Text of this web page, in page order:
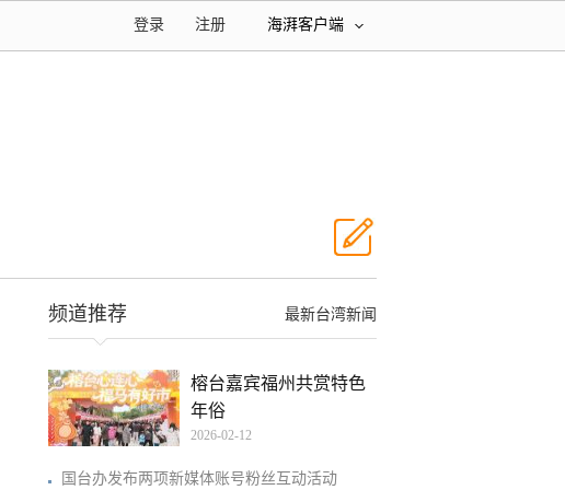
海湃客户端
注册
登录
最新台湾新闻
频道推荐
榕台嘉宾福州共赏特色
年俗
2026-02-12
国台办发布两项新媒体账号粉丝互动活动